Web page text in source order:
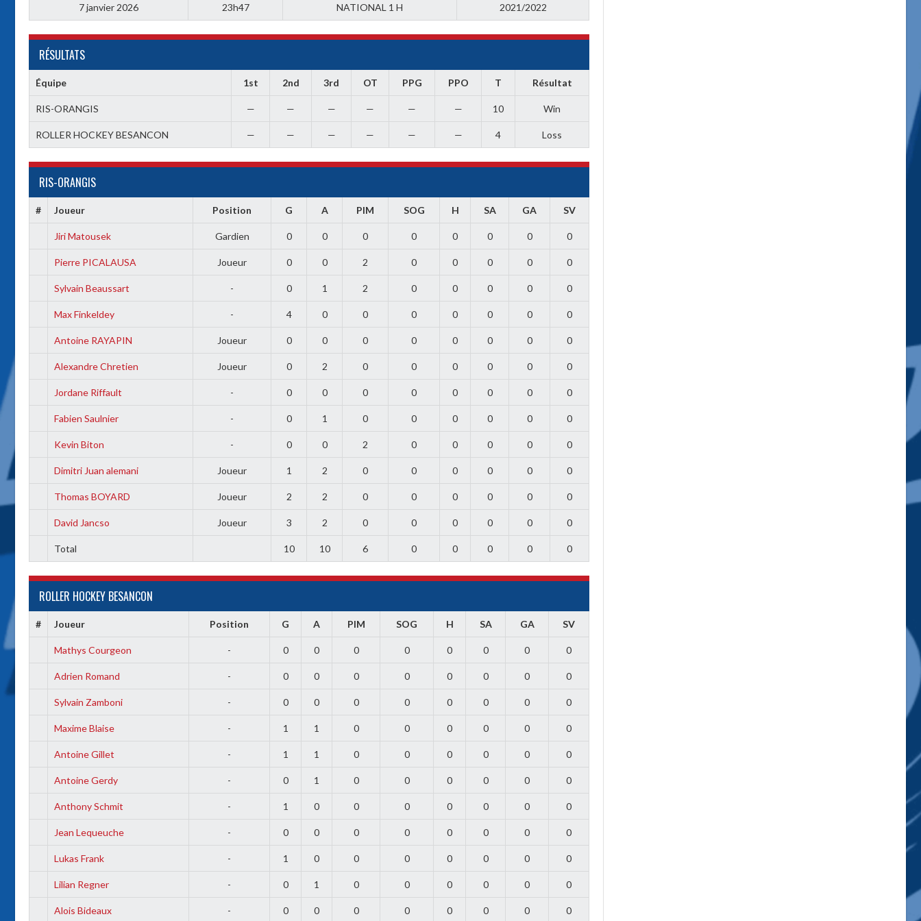
7 janvier 2026 23h47 NATIONAL 1 H 2021/2022
RÉSULTATS
Équipe 1st 2nd 3rd OT PPG PPO T Résultat
RIS-ORANGIS — — — — — — 10 Win
ROLLER HOCKEY BESANCON — — — — — — 4 Loss
RIS-ORANGIS
# Joueur Position G A PIM SOG H SA GA SV
Jiri Matousek Gardien 0 0 0 0 0 0 0 0
Pierre PICALAUSA Joueur 0 0 2 0 0 0 0 0
Sylvain Beaussart - 0 1 2 0 0 0 0 0
Max Finkeldey - 4 0 0 0 0 0 0 0
Antoine RAYAPIN Joueur 0 0 0 0 0 0 0 0
Alexandre Chretien Joueur 0 2 0 0 0 0 0 0
Jordane Riffault - 0 0 0 0 0 0 0 0
Fabien Saulnier - 0 1 0 0 0 0 0 0
Kevin Biton - 0 0 2 0 0 0 0 0
Dimitri Juan alemani Joueur 1 2 0 0 0 0 0 0
Thomas BOYARD Joueur 2 2 0 0 0 0 0 0
David Jancso Joueur 3 2 0 0 0 0 0 0
Total 10 10 6 0 0 0 0 0
ROLLER HOCKEY BESANCON
# Joueur Position G A PIM SOG H SA GA SV
Mathys Courgeon - 0 0 0 0 0 0 0 0
Adrien Romand - 0 0 0 0 0 0 0 0
Sylvain Zamboni - 0 0 0 0 0 0 0 0
Maxime Blaise - 1 1 0 0 0 0 0 0
Antoine Gillet - 1 1 0 0 0 0 0 0
Antoine Gerdy - 0 1 0 0 0 0 0 0
Anthony Schmit - 1 0 0 0 0 0 0 0
Jean Lequeuche - 0 0 0 0 0 0 0 0
Lukas Frank - 1 0 0 0 0 0 0 0
Lilian Regner - 0 1 0 0 0 0 0 0
Alois Bideaux - 0 0 0 0 0 0 0 0